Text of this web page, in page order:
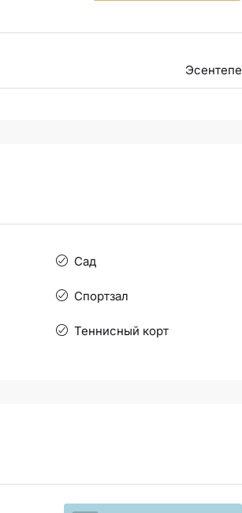
Эсентепе
Сад
Спортзал
Теннисный корт